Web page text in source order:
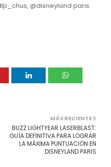
@disneyland paris.
MÁS RECIENTE
BUZZ LIGHTYEAR LASERBLAST:
GUÍA DEFINITIVA PARA LOGRAR
LA MÁXIMA PUNTUACIÓN EN
DISNEYLAND PARIS